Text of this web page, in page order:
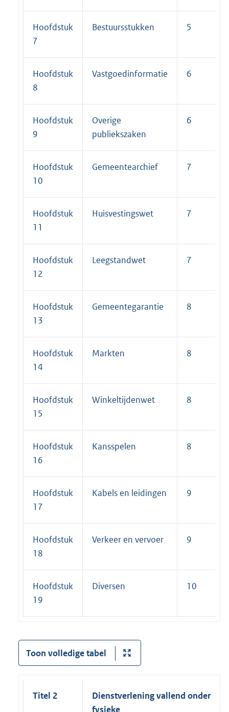
Hoofdstuk
7
Bestuursstukken 5
Hoofdstuk
8
Vastgoedinformatie 6
Hoofdstuk
9
Overige
publiekszaken
6
Hoofdstuk
10
Gemeentearchief 7
Hoofdstuk
11
Huisvestingswet 7
Hoofdstuk
12
Leegstandwet 7
Hoofdstuk
13
Gemeentegarantie 8
Hoofdstuk
14
Markten 8
Hoofdstuk
15
Winkeltijdenwet 8
Hoofdstuk
16
Kansspelen 8
Hoofdstuk
17
Kabels en leidingen 9
Hoofdstuk
18
Verkeer en vervoer 9
Hoofdstuk
19
Diversen 10
Toon volledige tabel
Titel 2
Dienstverlening vallend onder
fysieke